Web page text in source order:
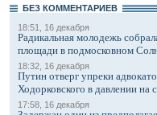
БЕЗ КОМMЕНТАРИЕВ
18:51, 16 декабря
Радикальная молодежь
площади в подмосковном
18:32, 16 декабря
Путин отверг упреки
Ходорковского в давлении на
17:58, 16 декабря